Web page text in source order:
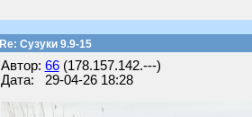
Re: Сузуки 9.9-15
Автор: 66(178.157.142.---)
Дата: 29-04-26 18:28